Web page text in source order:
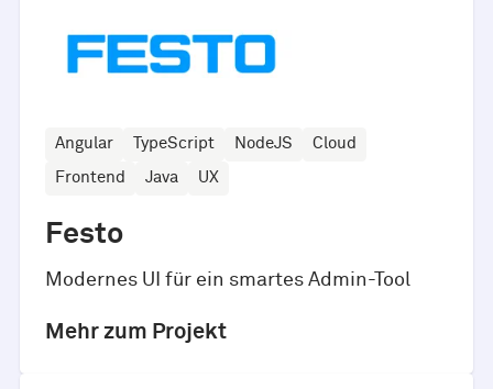
Angular TypeScript NodeJS Cloud
Frontend Java UX
Festo
Modernes UI für ein smartes Admin-Tool
Mehr zum Projekt